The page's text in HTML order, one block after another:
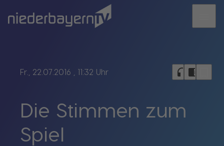
Fr., 22.07.2016 , 11:32 Uhr headphones chrome_reader_mode
Die Stimmen zum
Spiel